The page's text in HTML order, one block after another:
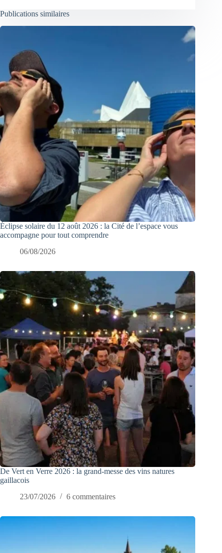
Publications similaires
Éclipse solaire du 12 août 2026 : la Cité de l’espace vous
accompagne pour tout comprendre
06/08/2026
De Vert en Verre 2026 : la grand-messe des vins natures
gaillacois
23/07/2026
6 commentaires